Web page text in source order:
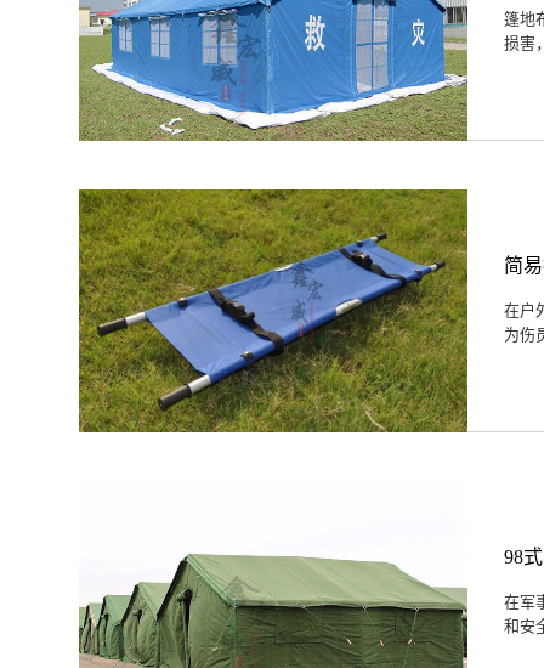
篷地
损害
简
在户
为伤
98
在军
和安